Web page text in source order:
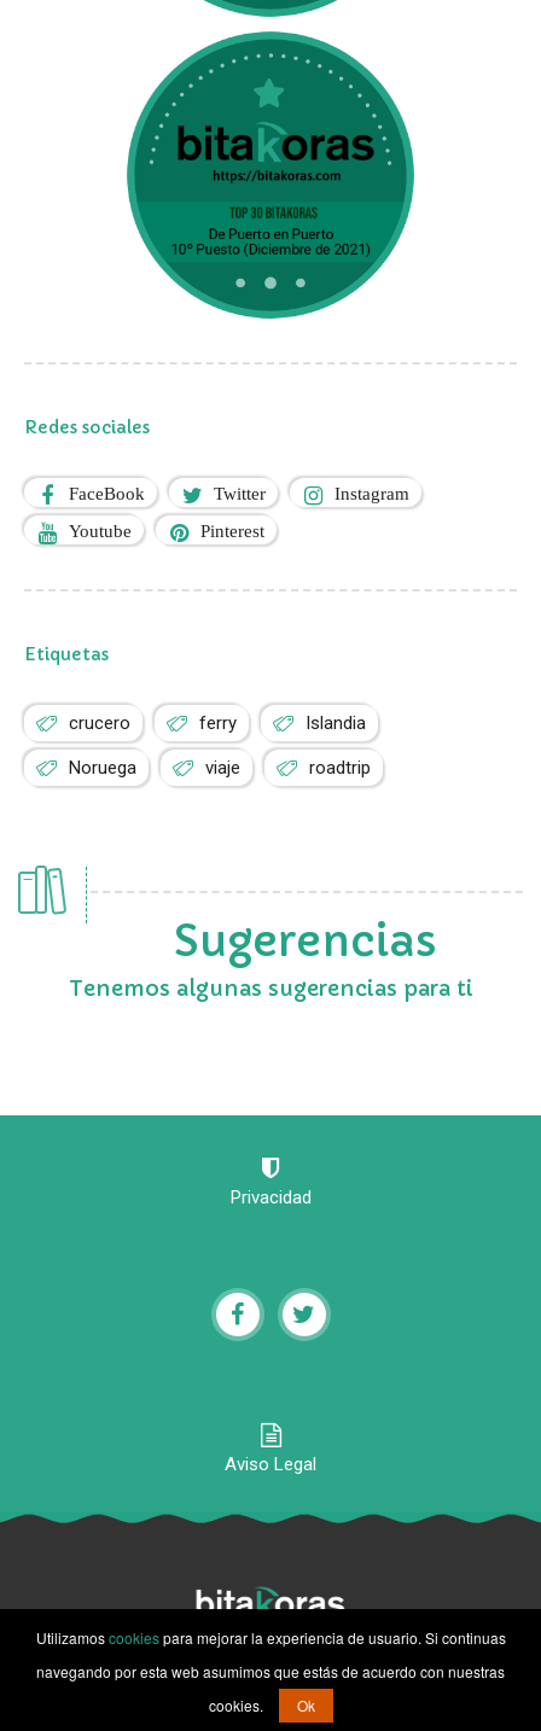
Redes sociales
FaceBook Twitter Instagram
Youtube Pinterest
Etiquetas
crucero ferry Islandia
Noruega viaje roadtrip
Sugerencias
Tenemos algunas sugerencias para ti
Privacidad
Aviso Legal
© 2020-2026 Bitakoras, Todos los derechos reservados
Utilizamoscookiespara mejorar la experiencia de usuario. Si continuas
navegando por esta web asumimos que estás de acuerdo con nuestras
cookies.
Ok